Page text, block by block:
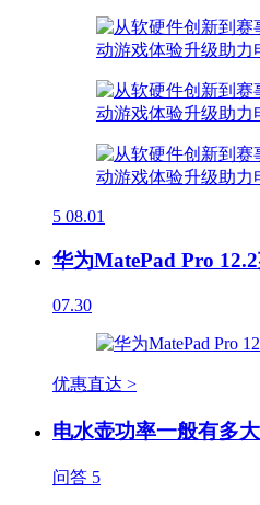
5 08.01
华为MatePad Pro
07.30
优惠直达 >
电水壶功率一般有多
问答 5